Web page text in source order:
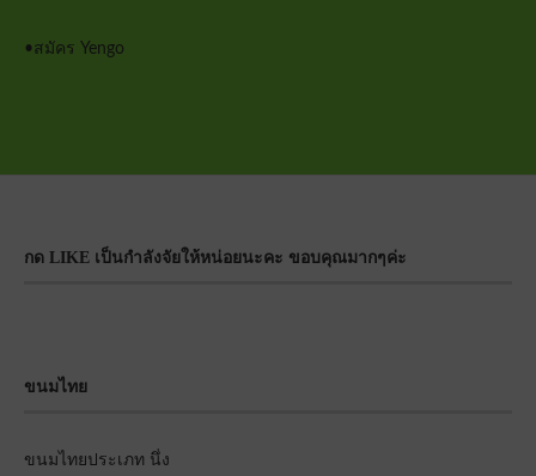
•สมัคร Yengo
กด LIKE เป็นกำลังจัยให้หน่อยนะคะ ขอบคุณมากๆค่ะ
ขนมไทย
ขนมไทยประเภท นึ่ง